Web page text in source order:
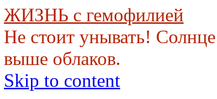
ЖИЗНЬ с гемофилией
Не стоит унывать!
выше облаков.
Skip to content